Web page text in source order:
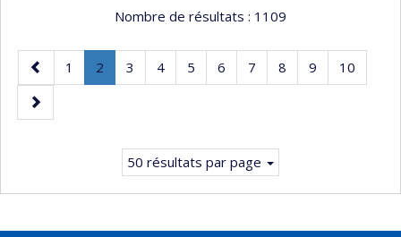
Nombre de résultats : 1109
Page
précédente
Page
1 Page
2
Page
Page
3 Page
4 Page
5 Page
6 Page
7 Page
8 Page
9 Page
10
Page
suivante
50 résultats par page